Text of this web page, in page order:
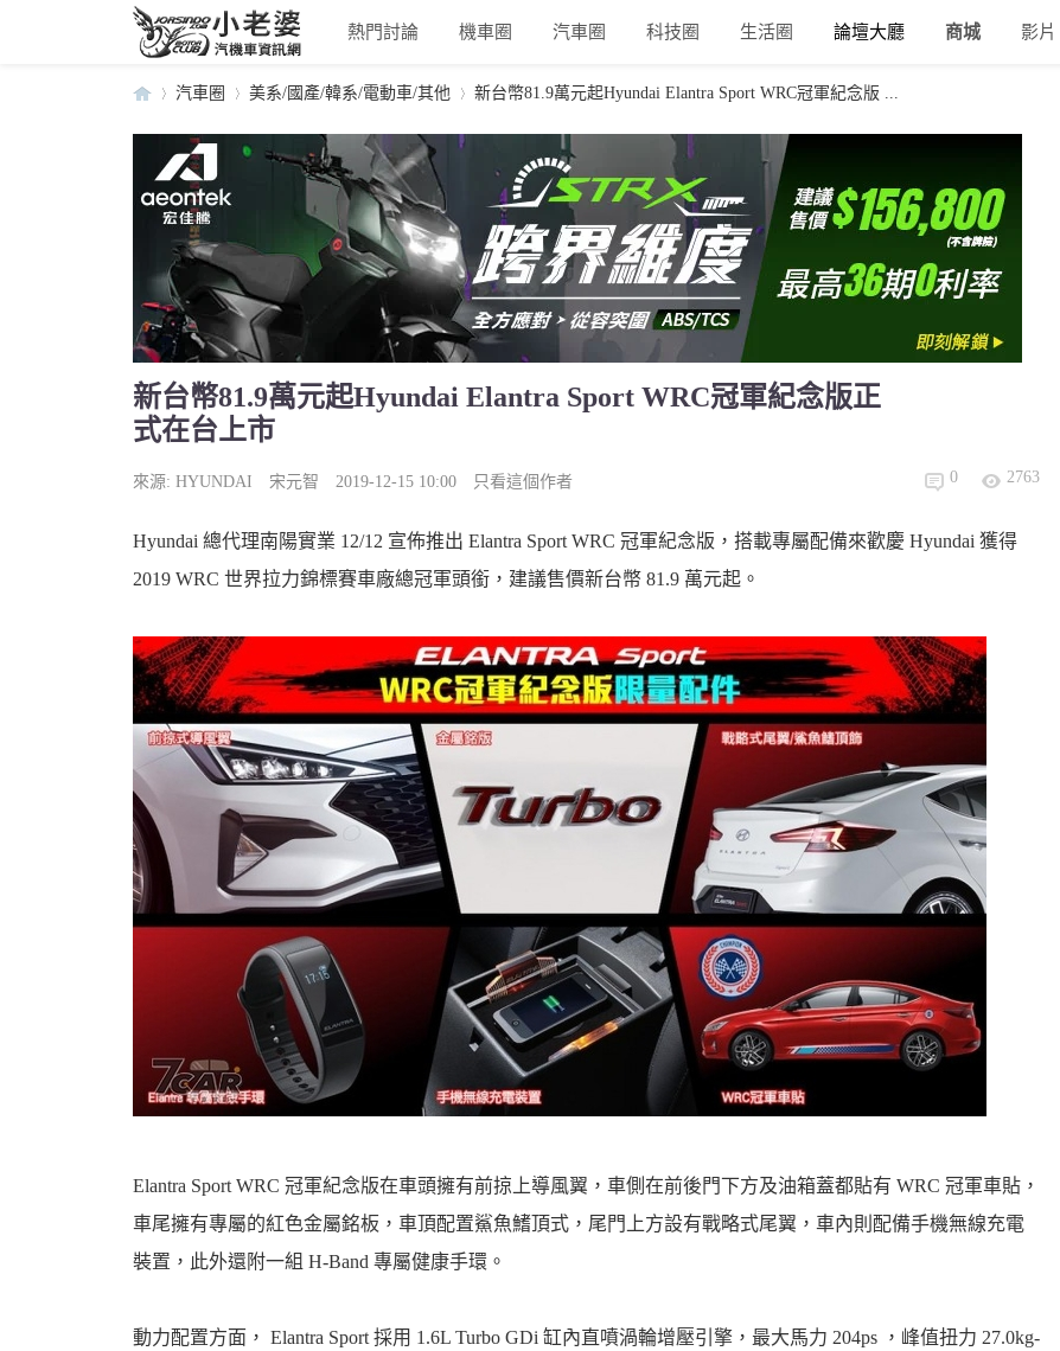
熱門討論 機車圈 汽車圈 科技圈 生活圈 論壇大廳 商城 影片
小
老
婆
汽
›
汽車圈
›
美系/國產/韓系/電動車/其他 新台幣81.9萬元起Hyundai Elantra Sport WRC冠軍紀念版 ...
新台幣81.9萬元起Hyundai Elantra Sport WRC冠軍紀念版正
式在台上市
來源: HYUNDAI 宋元智 2019-12-15 10:00 只看這個作者 0 2763
Hyundai 總代理南陽實業 12/12 宣佈推出 Elantra Sport WRC 冠軍紀念版，搭載專屬配備來歡慶 Hyundai 獲得
2019 WRC 世界拉力錦標賽車廠總冠軍頭銜，建議售價新台幣 81.9 萬元起。
Elantra Sport WRC 冠軍紀念版在車頭擁有前掠上導風翼，車側在前後門下方及油箱蓋都貼有 WRC 冠軍車貼，
車尾擁有專屬的紅色金屬銘板，車頂配置鯊魚鰭頂式，尾門上方設有戰略式尾翼，車內則配備手機無線充電
裝置，此外還附一組 H-Band 專屬健康手環。
動力配置方面， Elantra Sport 採用 1.6L Turbo GDi 缸內直噴渦輪增壓引擎，最大馬力 204ps ，峰值扭力 27.0kg-